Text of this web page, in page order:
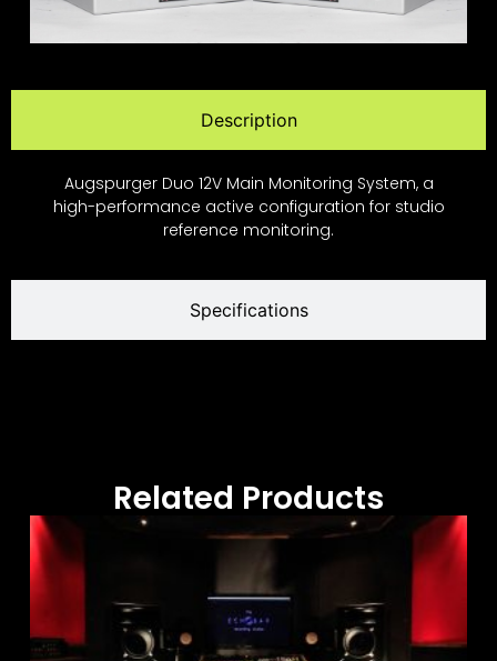
Description
Specifications
Augspurger Duo 12V Main Monitoring System, a
high-performance active configuration for studio
reference monitoring.
Related Products